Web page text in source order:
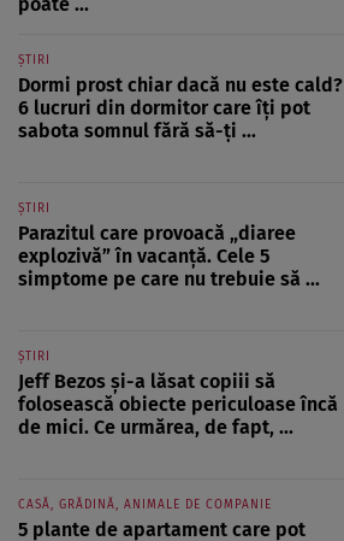
ȘTIRI
Dormi prost chiar dacă nu este cald?
6 lucruri din dormitor care îți pot
sabota somnul fără să-ți ...
ȘTIRI
Parazitul care provoacă „diaree
explozivă” în vacanță. Cele 5
simptome pe care nu trebuie să ...
ȘTIRI
Jeff Bezos și-a lăsat copiii să
folosească obiecte periculoase încă
de mici. Ce urmărea, de fapt, ...
CASĂ, GRĂDINĂ, ANIMALE DE COMPANIE
5 plante de apartament care pot